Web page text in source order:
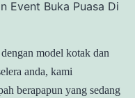
model kotak dan
anda, kami
berapapun yang sedang